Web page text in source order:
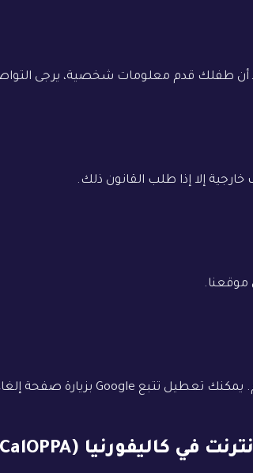
إلا إذا طلب القانون ذلك.
موقعنا.